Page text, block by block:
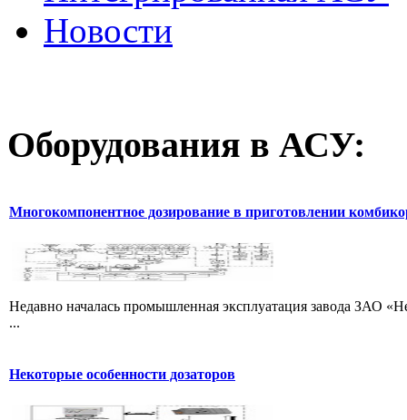
Новости
Оборудования в АСУ:
Многокомпонентное дозирование в приготовлении
Недавно началась промышленная эксплуатация завода ЗАО
...
Некоторые особенности дозаторов